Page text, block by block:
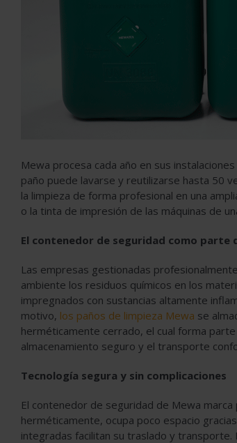
Mewa procesa cada año en sus
paño puede lavarse y reutilizarse hasta 50
la limpieza de forma profesional en una
o la tinta de impresión de las máquinas de
El contenedor de seguridad como parte
Las empresas gestionadas
ambiente los residuos químicos en los
impregnados con sustancias altamente
motivo, los paños de limpieza Mewa se
herméticamente cerrado, el cual forma
almacenamiento seguro y el transporte
Tecnología segura y sin complicaciones
El contenedor de seguridad de Mewa
herméticamente, ocupa poco espacio
integradas facilitan su traslado y